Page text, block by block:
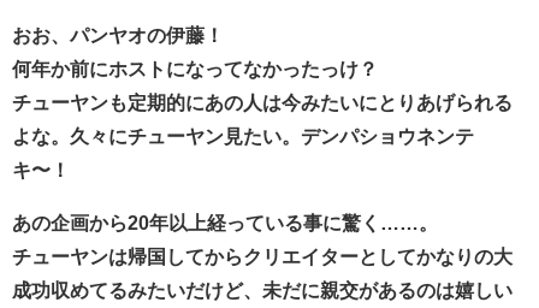
おお、パンヤオの伊藤！
何年か前にホストになってなかったっけ？
チューヤンも定期的にあの人は今みたいにとりあげられる
よな。久々にチューヤン見たい。デンパショウネンテ
キ〜！
あの企画から20年以上経っている事に驚く……。
チューヤンは帰国してからクリエイターとしてかなりの大
成功収めてるみたいだけど、未だに親交があるのは嬉しい